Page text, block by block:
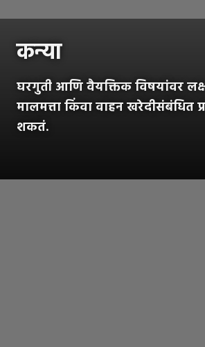
कन्या
घरगुती आणि वैयक्तिक विषयांवर
मालमत्ता किंवा वाहन खरेदीसंबंधित
शकतं.